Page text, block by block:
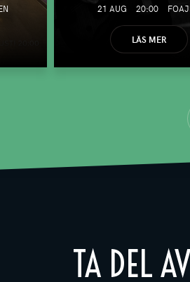
21 AUG 20:00
LÄS MER
TA DEL